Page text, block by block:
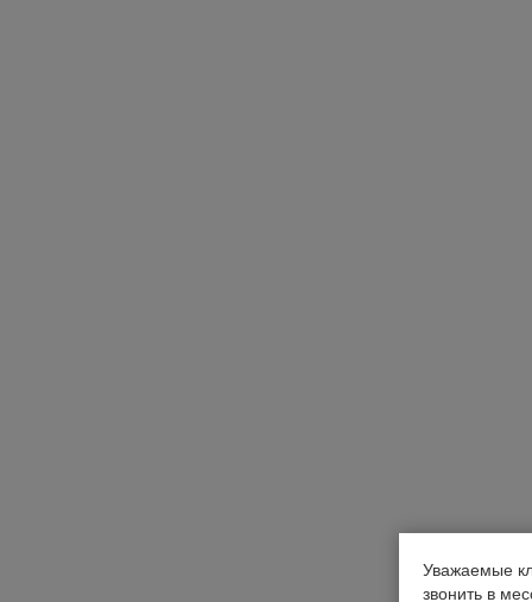
Уважаемые
звонить в